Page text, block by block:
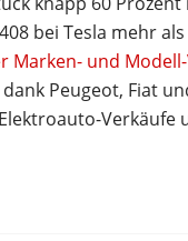
bei Tesla mehr
Marken- und
Peugeot, Fiat
Verkäufe